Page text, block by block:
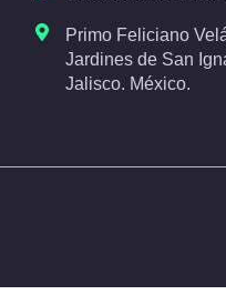
Primo Feliciano
Jardines de San
Jalisco. México.